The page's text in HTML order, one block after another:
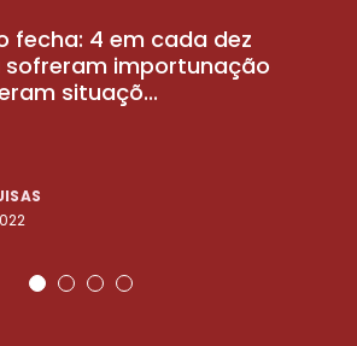
fecha: 4 em cada dez
sofreram importunação
situaçõ...